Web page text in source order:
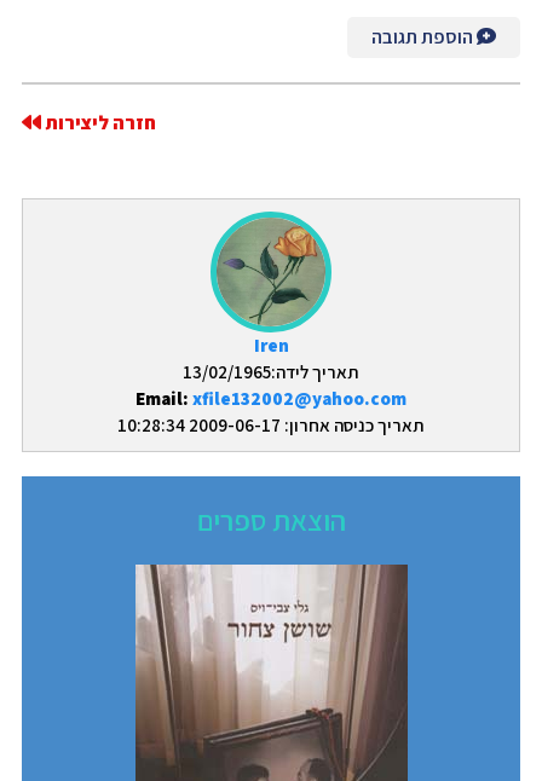
Iren
תאריך לידה:13/02/1965
Email: xfile132002@yahoo.com
תאריך כניסה אחרון: 2009-06-17 10:28:34
הוצאת ספרים
הוספת תגובה
חזרה ליצירות